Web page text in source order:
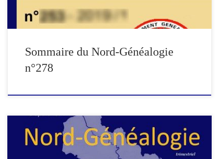
Sommaire du Nord-Généalogie
n°278
Edito : Redémarrage Ascendance d’André Charles LEFEBVRE et